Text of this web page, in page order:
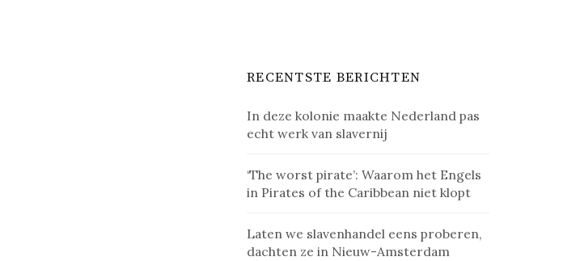
RECENTSTE BERICHTEN
In deze kolonie maakte Nederland pas
echt werk van slavernij
‘The worst pirate’: Waarom het Engels
in Pirates of the Caribbean niet klopt
Laten we slavenhandel eens proberen,
dachten ze in Nieuw-Amsterdam